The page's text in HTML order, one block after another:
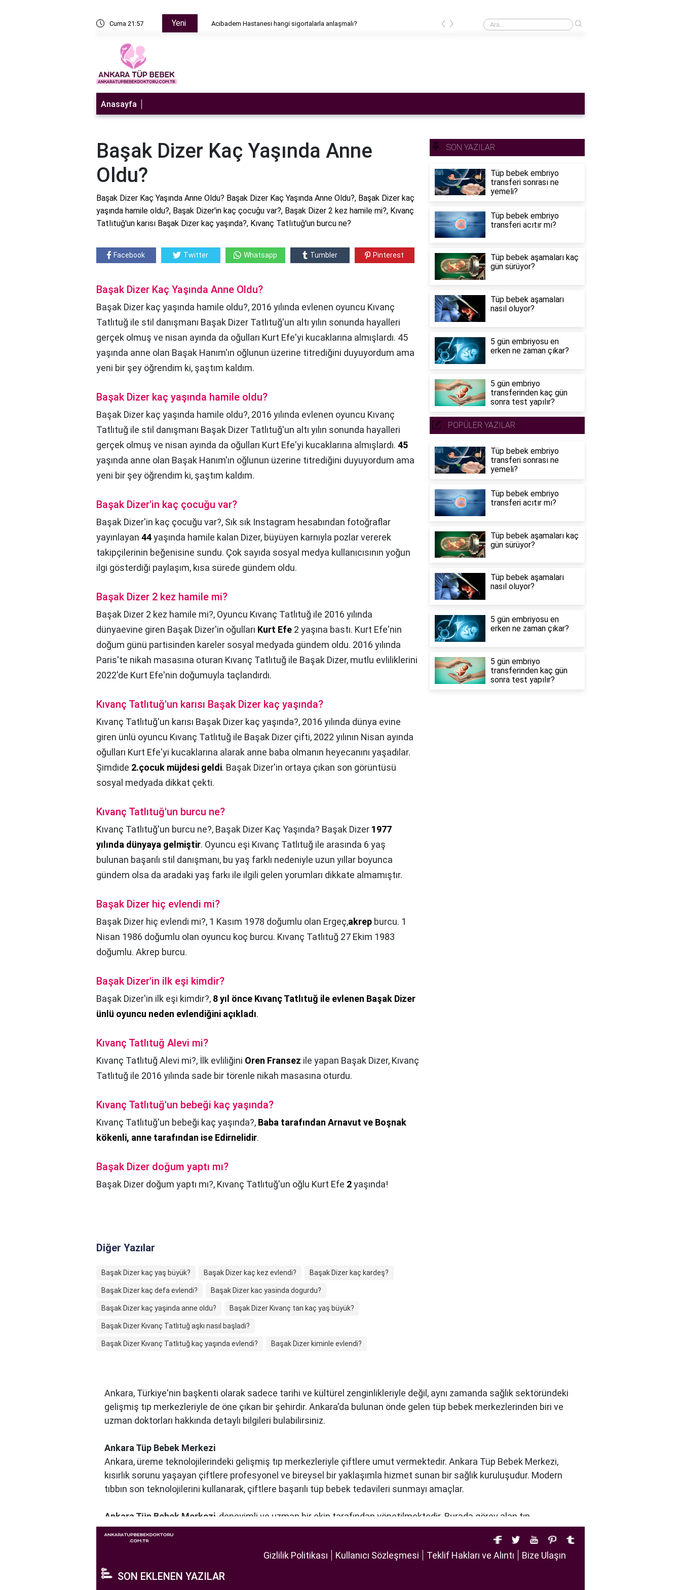
Cuma 21:57 Yeni Acıbadem Hastanesi hangi sigortalarla anlaşmalı? Cinsel ilişkiden sonra adet gecikmesi normal mi?
‹ ›
Anasayfa
Başak Dizer Kaç Yaşında Anne
Oldu?
Başak Dizer Kaç Yaşında Anne Oldu? Başak Dizer Kaç Yaşında Anne Oldu?, Başak Dizer kaç
yaşında hamile oldu?, Başak Dizer'in kaç çocuğu var?, Başak Dizer 2 kez hamile mi?, Kıvanç
Tatlıtuğ'un karısı Başak Dizer kaç yaşında?, Kıvanç Tatlıtuğ'un burcu ne?
Facebook Twitter Whatsapp Tumbler Pinterest
Başak Dizer Kaç Yaşında Anne Oldu?
Başak Dizer kaç yaşında hamile oldu?, 2016 yılında evlenen oyuncu Kıvanç
Tatlıtuğ ile stil danışmanı Başak Dizer Tatlıtuğ'un altı yılın sonunda hayalleri
gerçek olmuş ve nisan ayında da oğulları Kurt Efe'yi kucaklarına almışlardı. 45
yaşında anne olan Başak Hanım'ın oğlunun üzerine titrediğini duyuyordum ama
yeni bir şey öğrendim ki, şaştım kaldım.
Başak Dizer kaç yaşında hamile oldu?
Başak Dizer kaç yaşında hamile oldu?, 2016 yılında evlenen oyuncu Kıvanç
Tatlıtuğ ile stil danışmanı Başak Dizer Tatlıtuğ'un altı yılın sonunda hayalleri
gerçek olmuş ve nisan ayında da oğulları Kurt Efe'yi kucaklarına almışlardı. 45
yaşında anne olan Başak Hanım'ın oğlunun üzerine titrediğini duyuyordum ama
yeni bir şey öğrendim ki, şaştım kaldım.
Başak Dizer'in kaç çocuğu var?
Başak Dizer'in kaç çocuğu var?, Sık sık Instagram hesabından fotoğraflar
yayınlayan 44yaşında hamile kalan Dizer, büyüyen karnıyla pozlar vererek
takipçilerinin beğenisine sundu. Çok sayıda sosyal medya kullanıcısının yoğun
ilgi gösterdiği paylaşım, kısa sürede gündem oldu.
Başak Dizer 2 kez hamile mi?
Başak Dizer 2 kez hamile mi?, Oyuncu Kıvanç Tatlıtuğ ile 2016 yılında
dünyaevine giren Başak Dizer'in oğulları Kurt Efe 2 yaşına bastı. Kurt Efe'nin
doğum günü partisinden kareler sosyal medyada gündem oldu. 2016 yılında
Paris'te nikah masasına oturan Kıvanç Tatlıtuğ ile Başak Dizer, mutlu evliliklerini
2022'de Kurt Efe'nin doğumuyla taçlandırdı.
Kıvanç Tatlıtuğ'un karısı Başak Dizer kaç yaşında?
Kıvanç Tatlıtuğ'un karısı Başak Dizer kaç yaşında?, 2016 yılında dünya evine
giren ünlü oyuncu Kıvanç Tatlıtuğ ile Başak Dizer çifti, 2022 yılının Nisan ayında
oğulları Kurt Efe'yi kucaklarına alarak anne baba olmanın heyecanını yaşadılar.
Şimdide 2.çocuk müjdesi geldi. Başak Dizer'in ortaya çıkan son görüntüsü
sosyal medyada dikkat çekti.
Kıvanç Tatlıtuğ'un burcu ne?
Kıvanç Tatlıtuğ'un burcu ne?, Başak Dizer Kaç Yaşında? Başak Dizer 1977
yılında dünyaya gelmiştir. Oyuncu eşi Kıvanç Tatlıtuğ ile arasında 6 yaş
bulunan başarılı stil danışmanı, bu yaş farklı nedeniyle uzun yıllar boyunca
gündem olsa da aradaki yaş farkı ile ilgili gelen yorumları dikkate almamıştır.
Başak Dizer hiç evlendi mi?
Başak Dizer hiç evlendi mi?, 1 Kasım 1978 doğumlu olan Ergeç,akrep burcu. 1
Nisan 1986 doğumlu olan oyuncu koç burcu. Kıvanç Tatlıtuğ 27 Ekim 1983
doğumlu. Akrep burcu.
Başak Dizer'in ilk eşi kimdir?
Başak Dizer'in ilk eşi kimdir?, 8 yıl önce Kıvanç Tatlıtuğ ile evlenen Başak Dizer
ünlü oyuncu neden evlendiğini açıkladı.
Kıvanç Tatlıtuğ Alevi mi?
Kıvanç Tatlıtuğ Alevi mi?, İlk evliliğini Oren Fransez ile yapan Başak Dizer, Kıvanç
Tatlıtuğ ile 2016 yılında sade bir törenle nikah masasına oturdu.
Kıvanç Tatlıtuğ'un bebeği kaç yaşında?
Kıvanç Tatlıtuğ'un bebeği kaç yaşında?, Baba tarafından Arnavut ve Boşnak
kökenli, anne tarafından ise Edirnelidir.
Başak Dizer doğum yaptı mı?
Başak Dizer doğum yaptı mı?, Kıvanç Tatlıtuğ'un oğlu Kurt Efe 2yaşında!
Diğer Yazılar
Başak Dizer kaç yaş büyük? Başak Dizer kaç kez evlendi? Başak Dizer kaç kardeş?
Başak Dizer kaç defa evlendi? Başak Dizer kac yasinda dogurdu?
Başak Dizer kaç yaşinda anne oldu? Başak Dizer Kıvanç tan kaç yaş büyük?
Başak Dizer Kıvanç Tatlıtuğ aşkı nasıl başladı?
Başak Dizer Kıvanç Tatlıtuğ kaç yaşında evlendi? Başak Dizer kiminle evlendi?
SON YAZILAR
Tüp bebek embriyo
transferi sonrası ne
yemeli?
Tüp bebek embriyo
transferi acıtır mı?
Tüp bebek aşamaları kaç
gün sürüyor?
Tüp bebek aşamaları
nasıl oluyor?
5 gün embriyosu en
erken ne zaman çıkar?
5 gün embriyo
transferinden kaç gün
sonra test yapılır?
POPÜLER YAZILAR
Tüp bebek embriyo
transferi sonrası ne
yemeli?
Tüp bebek embriyo
transferi acıtır mı?
Tüp bebek aşamaları kaç
gün sürüyor?
Tüp bebek aşamaları
nasıl oluyor?
5 gün embriyosu en
erken ne zaman çıkar?
5 gün embriyo
transferinden kaç gün
sonra test yapılır?
Ankara, Türkiye'nin başkenti olarak sadece tarihi ve kültürel zenginlikleriyle değil, aynı zamanda sağlık sektöründeki
gelişmiş tıp merkezleriyle de öne çıkan bir şehirdir. Ankara'da bulunan önde gelen tüp bebek merkezlerinden biri ve
uzman doktorları hakkında detaylı bilgileri bulabilirsiniz.
Ankara Tüp Bebek Merkezi
Ankara, üreme teknolojilerindeki gelişmiş tıp merkezleriyle çiftlere umut vermektedir. Ankara Tüp Bebek Merkezi,
kısırlık sorunu yaşayan çiftlere profesyonel ve bireysel bir yaklaşımla hizmet sunan bir sağlık kuruluşudur. Modern
tıbbın son teknolojilerini kullanarak, çiftlere başarılı tüp bebek tedavileri sunmayı amaçlar.
Ankara Tüp Bebek Merkezi , deneyimli ve uzman bir ekip tarafından yönetilmektedir. Burada görev alan tıp
profesyonelleri, çiftlere kişiselleştirilmiş tedavi planları sunarak, her çiftin özel durumunu dikkate alır. Ayrıca,
merkezde kullanılan teknoloji ve ekipmanlar, tedavi sürecini daha etkili ve güvenli hale getirir.
Ankara Tüp Bebek Merkezi, hasta odaklı hizmet anlayışı ve etik prensipler çerçevesinde, çiftlere sağlıklı bir gebelik
yaşama şansı tanıyan kapsamlı bir tüp bebek hizmeti sunar.
Gizlilik Politikası Kullanıcı Sözleşmesi Teklif Hakları ve Alıntı Bize Ulaşın
SON EKLENEN YAZILAR